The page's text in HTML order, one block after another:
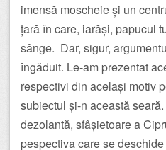
imensă moscheie și un
țară în care, iarăși, papucul
sânge. Dar, sigur,
îngăduit. Le-am prezentat
respectivi din același motiv
subiectul și-n această
dezolantă, sfâșietoare a
pespectiva care se